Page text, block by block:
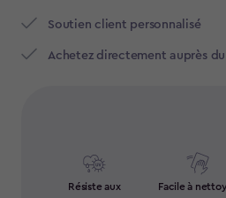
Soutien client personnalisé
Achetez directement auprès
Résiste aux
Facile à